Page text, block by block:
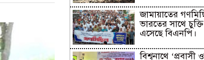
জামায়াতের
ভারতের সাথে
এসেছে বিএনপি।
বিশ্বনাথে